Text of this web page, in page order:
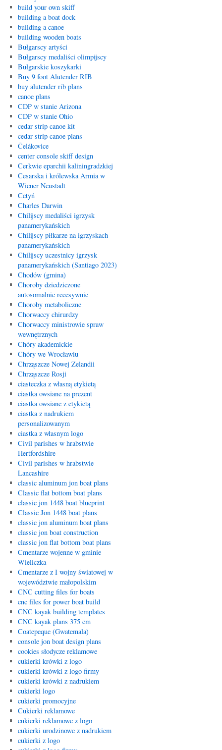
build your own skiff
building a boat dock
building a canoe
building wooden boats
Bułgarscy artyści
Bułgarscy medaliści olimpijscy
Bułgarskie koszykarki
Buy 9 foot Alutender RIB
buy alutender rib plans
canoe plans
CDP w stanie Arizona
CDP w stanie Ohio
cedar strip canoe kit
cedar strip canoe plans
Čelákovice
center console skiff design
Cerkwie eparchii kaliningradzkiej
Cesarska i królewska Armia w
Wiener Neustadt
Cetyń
Charles Darwin
Chilijscy medaliści igrzysk
panamerykańskich
Chilijscy piłkarze na igrzyskach
panamerykańskich
Chilijscy uczestnicy igrzysk
panamerykańskich (Santiago 2023)
Chodów (gmina)
Choroby dziedziczone
autosomalnie recesywnie
Choroby metaboliczne
Chorwaccy chirurdzy
Chorwaccy ministrowie spraw
wewnętrznych
Chóry akademickie
Chóry we Wrocławiu
Chrząszcze Nowej Zelandii
Chrząszcze Rosji
ciasteczka z własną etykietą
ciastka owsiane na prezent
ciastka owsiane z etykietą
ciastka z nadrukiem
personalizowanym
ciastka z własnym logo
Civil parishes w hrabstwie
Hertfordshire
Civil parishes w hrabstwie
Lancashire
classic aluminum jon boat plans
Classic flat bottom boat plans
classic jon 1448 boat blueprint
Classic Jon 1448 boat plans
classic jon aluminum boat plans
classic jon boat construction
classic jon flat bottom boat plans
Cmentarze wojenne w gminie
Wieliczka
Cmentarze z I wojny światowej w
województwie małopolskim
CNC cutting files for boats
cnc files for power boat build
CNC kayak building templates
CNC kayak plans 375 cm
Coatepeque (Gwatemala)
console jon boat design plans
cookies słodycze reklamowe
cukierki krówki z logo
cukierki krówki z logo firmy
cukierki krówki z nadrukiem
cukierki logo
cukierki promocyjne
Cukierki reklamowe
cukierki reklamowe z logo
cukierki urodzinowe z nadrukiem
cukierki z logo